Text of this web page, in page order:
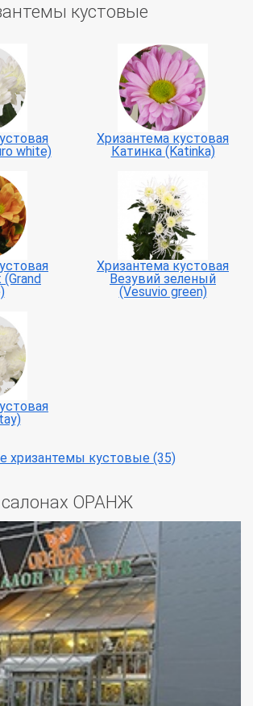
кустовые
white)
Хризантема кустовая
Катинка (Katinka)
Хризантема кустовая
Везувий зеленый
(Vesuvio green)
хризантемы кустовые (35)
ОРАНЖ